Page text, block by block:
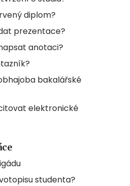
diplom?
prezentace?
anotaci?
bakalářské
elektronické
studenta?